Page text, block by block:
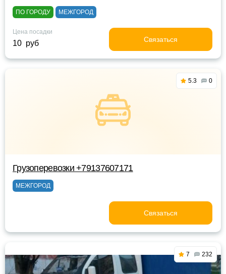
ПО ГОРОДУ МЕЖГОРОД
Цена посадки
10 руб Связаться
5.3 0
Грузоперевозки +79137607171
МЕЖГОРОД
Связаться
7 232